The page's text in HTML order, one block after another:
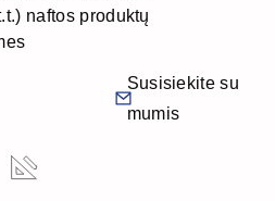
naftos produktų
Susisiekite su
mumis